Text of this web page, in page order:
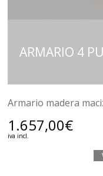
ARMARIO 4
Armario madera
1.657,00€
iva incl.